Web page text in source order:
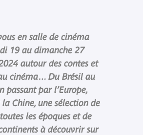
en salle de cinéma
19 au dimanche 27
autour des contes et
cinéma… Du Brésil au
passant par l’Europe,
la Chine, une sélection de
les époques et de
à découvrir sur